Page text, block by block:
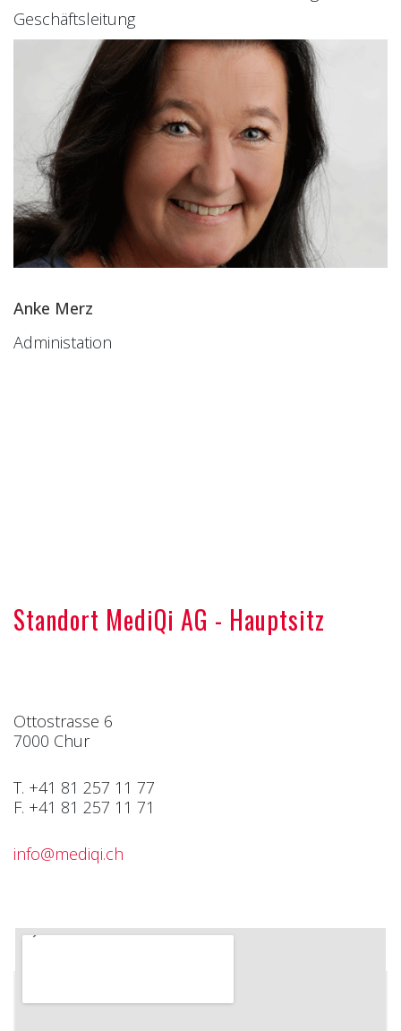
Geschäftsleitung
Anke Merz
Administation
Standort MediQi AG - Hauptsitz
Ottostrasse 6
7000 Chur
T. +41 81 257 11 77
F. +41 81 257 11 71
info@mediqi.ch